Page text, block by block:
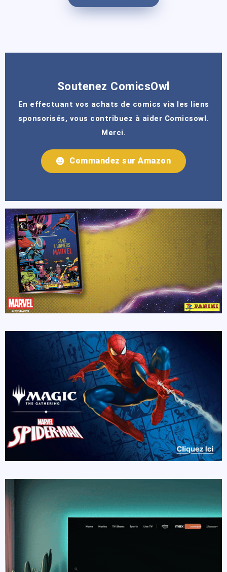
Soutenez ComicsOwl
En effectuant vos achats de comics via les liens
sponsorisés, vous contribuez à aider Comicsowl.
Merci.
Commandez sur Amazon